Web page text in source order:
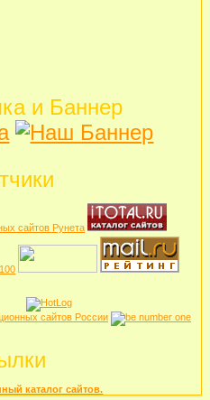
и Баннер
каталог сайтов.